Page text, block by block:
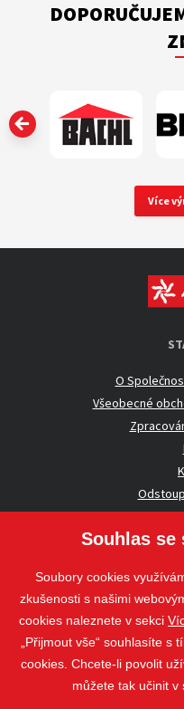
‹
Více
O
Všeobecné
Souhlas se
Soubory cookies
zkušenosti s našimi
cookies naleznete v sekci
„Přijmout vše“ souhlasíte
cookies. Chcete-li povolit
můžete tak učinit v